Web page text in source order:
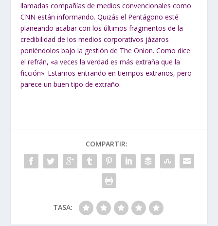
llamadas compañías de medios convencionales como
CNN están informando. Quizás el Pentágono esté
planeando acabar con los últimos fragmentos de la
credibilidad de los medios corporativos jázaros
poniéndolos bajo la gestión de The Onion. Como dice
el refrán, «a veces la verdad es más extraña que la
ficción». Estamos entrando en tiempos extraños, pero
parece un buen tipo de extraño.
COMPARTIR:
TASA: